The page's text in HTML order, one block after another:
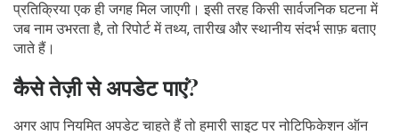
प्रतिक्रिया एक ही जगह मिल जाएगी। इसी तरह किसी सार्वजनिक घटना में
जब नाम उभरता है, तो रिपोर्ट में तथ्य, तारीख और स्थानीय संदर्भ साफ़ बताए
जाते हैं।
कैसे तेज़ी से अपडेट पाएं?
अगर आप नियमित अपडेट चाहते हैं तो हमारी साइट पर नोटिफिकेशन ऑन